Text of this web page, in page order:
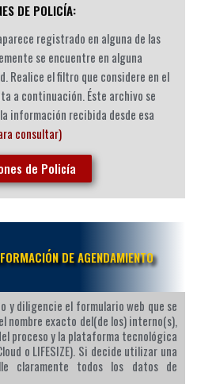
DE POLICÍA:
registrado en alguna de las
se encuentre en alguna
Realice el filtro que considere en el
a continuación. Éste archivo se
información recibida desde esa
consultar)
de Policía
DE AGENDAMIENTO
y diligencie el formulario web que se
nombre exacto del(de los) interno(s),
proceso y la plataforma tecnológica
o LIFESIZE). Si decide utilizar una
claramente todos los datos de